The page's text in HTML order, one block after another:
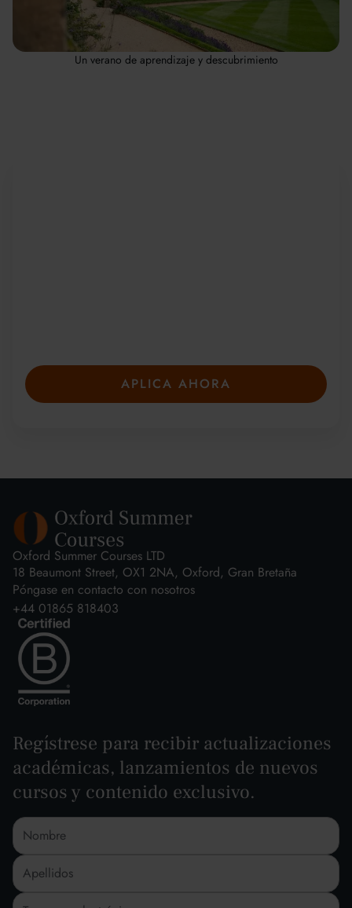
Un verano de aprendizaje y descubrimiento
APLICA AHORA
Oxford Summer Courses LTD
18 Beaumont Street, OX1 2NA, Oxford, Gran Bretaña
Póngase en contacto con nosotros
+44 01865 818403
Regístrese para recibir actualizaciones
académicas, lanzamientos de nuevos
cursos y contenido exclusivo.